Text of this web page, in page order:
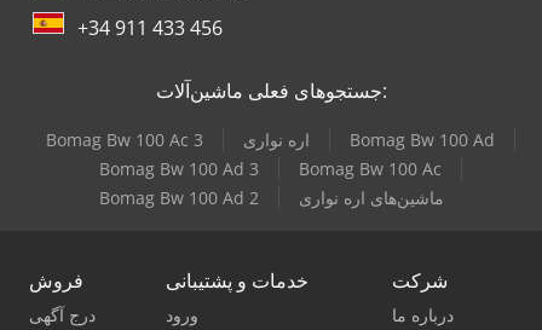
+34 911 433 456
جستجوهای فعلی ماشین‌آلات:
Bomag Bw 100 Ac 3 اره نواری
Bomag Bw 100 Ad
Bomag Bw 100 Ad 3
Bomag Bw 100 Ac
Bomag Bw 100 Ad 2
ماشین‌های اره نواری
فروش
درج آگهی
خدمات و پشتیبانی
ورود
شرکت
درباره ما